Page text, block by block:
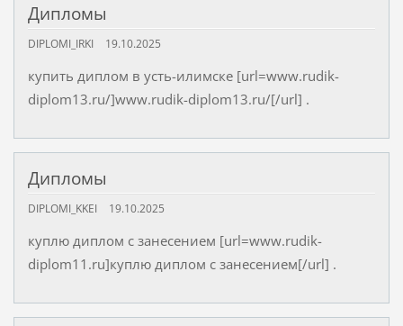
Дипломы
DIPLOMI_IRKI 19.10.2025
купить диплом в усть-илимске [url=www.rudik-
diplom13.ru/]www.rudik-diplom13.ru/[/url] .
Дипломы
DIPLOMI_KKEI 19.10.2025
куплю диплом с занесением [url=www.rudik-
diplom11.ru]куплю диплом с занесением[/url] .